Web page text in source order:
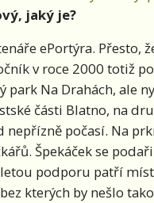
jaký je?
ePortýra.
v roce 2000 totiž
park Na Drahách,
části Blatno, na
počasí. Na
Špekáček se
podporu patří
kterých by nešlo